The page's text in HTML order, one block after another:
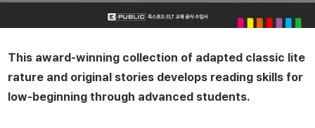
This award-winning collection of adapted classic lite
rature and original stories develops reading skills for
low-beginning through advanced students.